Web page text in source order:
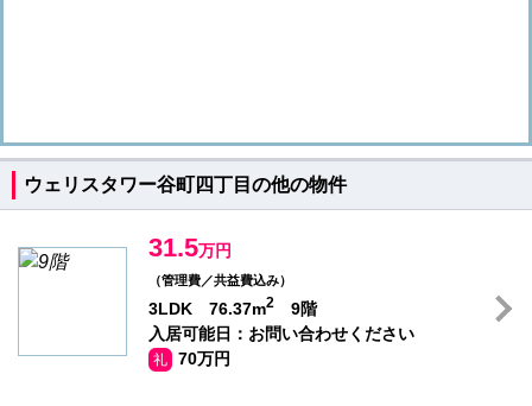
ウェリスタワー谷町四丁目の他の物件
31.5万円
（管理費／共益費込み）
3LDK 76.37m2
9階
入居可能日：お問い合わせください
礼 70万円